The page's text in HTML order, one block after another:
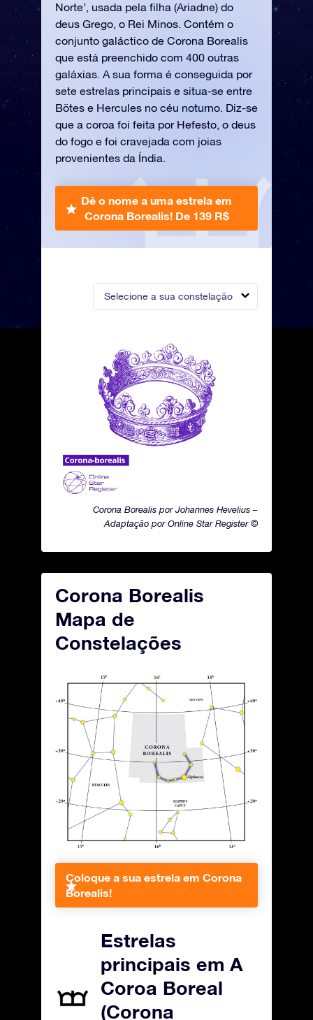
Selecione a sua constelação
Corona Borealis por Johannes Hevelius –
Adaptação por Online Star Register ©
Norte’, usada pela filha (Ariadne) do
deus Grego, o Rei Minos. Contém o
conjunto galáctico de Corona Borealis
que está preenchido com 400 outras
galáxias. A sua forma é conseguida por
sete estrelas principais e situa-se entre
Bötes e Hercules no céu noturno. Diz-se
que a coroa foi feita por Hefesto, o deus
do fogo e foi cravejada com joias
provenientes da Índia.
Dê o nome a uma estrela em
Corona Borealis! De 139 R$
Corona Borealis
Mapa de
Constelações
Coloque a sua estrela em Corona
Borealis!
Estrelas
principais em A
Coroa Boreal
(Corona